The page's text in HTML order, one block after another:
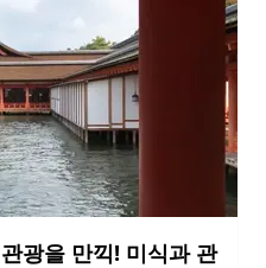
광을 만끽! 미식과 관